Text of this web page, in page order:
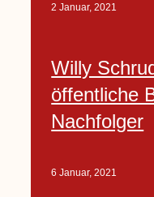
2 Januar, 2021
Willy
öffentliche
Nachfolger
6 Januar, 2021